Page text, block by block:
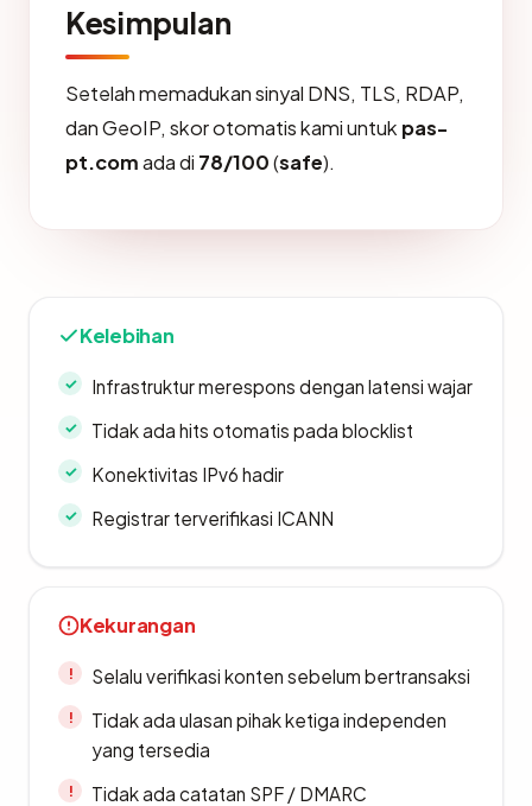
Kesimpulan
Setelah memadukan sinyal DNS, TLS, RDAP,
dan GeoIP, skor otomatis kami untuk pas-
pt.comada di 78/100(safe).
Kelebihan
Infrastruktur merespons dengan latensi wajar
Tidak ada hits otomatis pada blocklist
Konektivitas IPv6 hadir
Registrar terverifikasi ICANN
Kekurangan
Selalu verifikasi konten sebelum bertransaksi
Tidak ada ulasan pihak ketiga independen
yang tersedia
Tidak ada catatan SPF / DMARC